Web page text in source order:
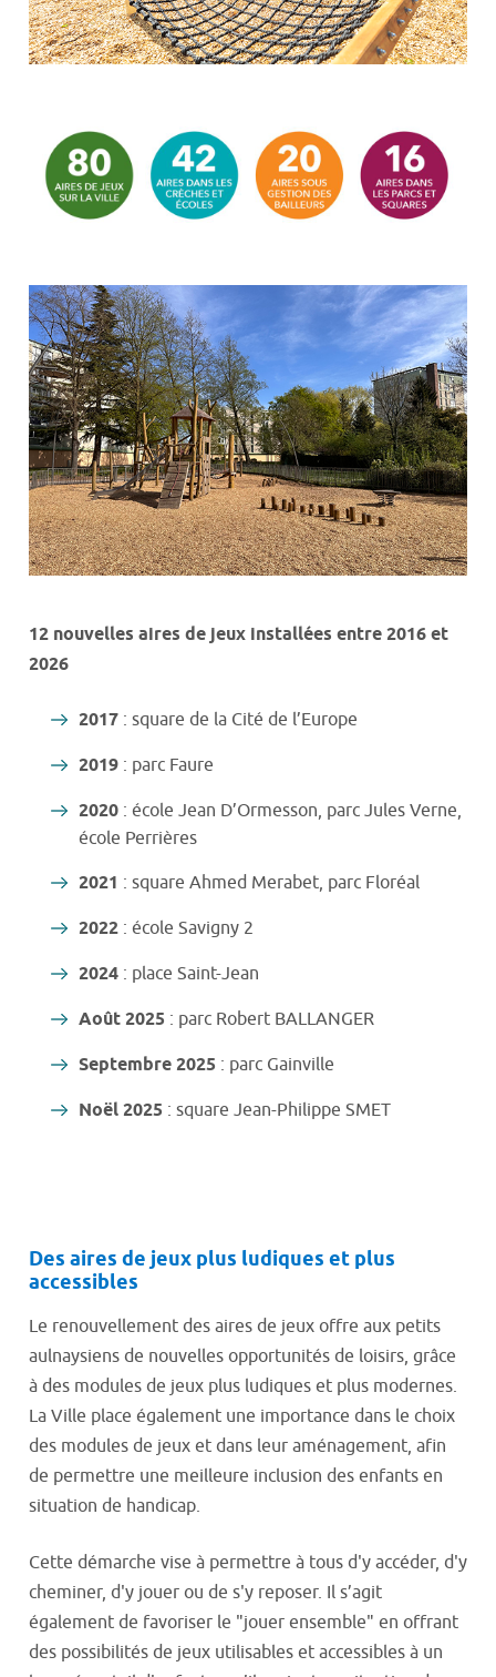
12 nouvelles aires de jeux installées entre 2016 et
2026
2017 : square de la Cité de l’Europe
2019 : parc Faure
2020 : école Jean D’Ormesson, parc Jules Verne,
école Perrières
2021 : square Ahmed Merabet, parc Floréal
2022 : école Savigny 2
2024 : place Saint-Jean
Août 2025 : parc Robert BALLANGER
Septembre 2025 : parc Gainville
Noël 2025 : square Jean-Philippe SMET
Des aires de jeux plus ludiques et plus
accessibles
Le renouvellement des aires de jeux offre aux petits
aulnaysiens de nouvelles opportunités de loisirs, grâce
à des modules de jeux plus ludiques et plus modernes.
La Ville place également une importance dans le choix
des modules de jeux et dans leur aménagement, afin
de permettre une meilleure inclusion des enfants en
situation de handicap.
Cette démarche vise à permettre à tous d'y accéder, d'y
cheminer, d'y jouer ou de s'y reposer. Il s’agit
également de favoriser le "jouer ensemble" en offrant
des possibilités de jeux utilisables et accessibles à un